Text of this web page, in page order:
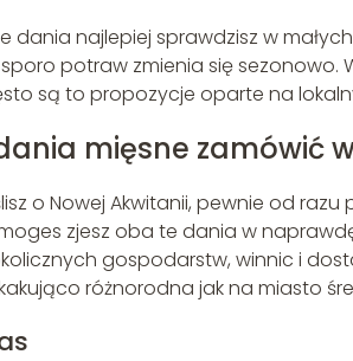
dania najlepiej sprawdzisz w
potraw zmienia się
są to propozycje oparte na
mięsne zamówić
o Nowej Akwitanii, pewnie od
zjesz oba te dania w
gospodarstw, winnic i
różnorodna jak na miasto